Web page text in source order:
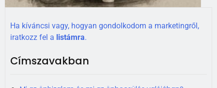
Ha kíváncsi vagy, hogyan gondolkodom a marketingről,
iratkozz fel a listámra.
Címszavakban